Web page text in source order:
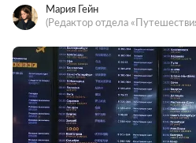
Мария Гейн
(Редактор отдела